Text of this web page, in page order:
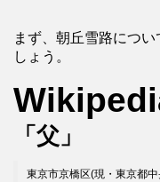
まず、朝丘雪路につ
しょう。
「父」
東京市京橋区(現・東京都